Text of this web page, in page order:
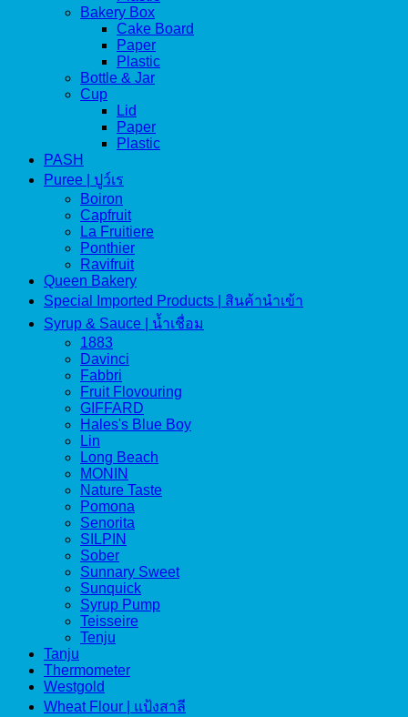
Bakery Box
Cake Board
Paper
Plastic
Bottle & Jar
Cup
Lid
Paper
Plastic
PASH
Puree | ปูว์เร
Boiron
Capfruit
La Fruitiere
Ponthier
Ravifruit
Queen Bakery
Special Imported Products | สินค้านำเข้า
Syrup & Sauce | น้ำเชื่อม
1883
Davinci
Fabbri
Fruit Flovouring
GIFFARD
Hales's Blue Boy
Lin
Long Beach
MONIN
Nature Taste
Pomona
Senorita
SILPIN
Sober
Sunnary Sweet
Sunquick
Syrup Pump
Teisseire
Tenju
Tanju
Thermometer
Westgold
Wheat Flour | แป้งสาลี